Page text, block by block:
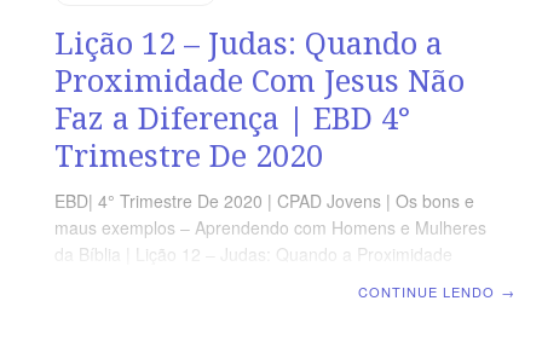
Lição 12 – Judas: Quando a
Proximidade Com Jesus Não
Faz a Diferença | EBD 4°
Trimestre De 2020
EBD| 4° Trimestre De 2020 | CPAD Jovens | Os bons e
maus exemplos – Aprendendo com Homens e Mulheres
da Bíblia | Lição 12 – Judas: Quando a Proximidade
CONTINUE LENDO →